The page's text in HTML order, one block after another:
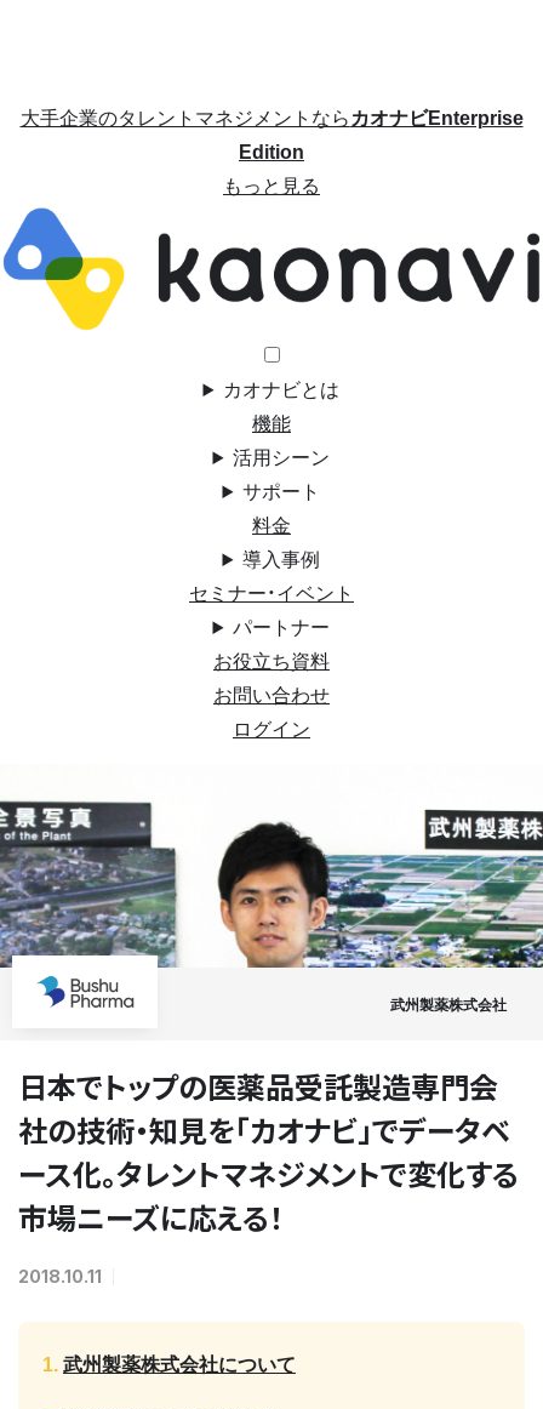
大手企業のタレントマネジメントならカオナビEnterprise
Edition
もっと見る
カオナビとは
機能
活用シーン
サポート
料金
導入事例
セミナー・イベント
パートナー
お役立ち資料
お問い合わせ
ログイン
武州製薬株式会社
日本でトップの医薬品受託製造専門会
社の技術・知見を「カオナビ」でデータベ
ース化。タレントマネジメントで変化する
市場ニーズに応える！
2018.10.11
武州製薬株式会社について